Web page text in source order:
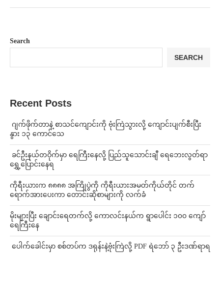
Search
SEARCH
Recent Posts
⁨⁩ ⁨ဂျက်ဖိုက်တာနဲ့ စာသင်ကျောင်းကို ဗုံးကြဲသွားလို့ ကျောင်းပျက်စီးပြီး
နွား ၁၃ ကောင်သေ
⁩ ⁨ခင်ဦးနယ်တဝိုက်မှာ ရေကြီးနေလို့ ပြည်သူသောင်းချီ ရေဘေးလွတ်ရာ
ရွှေ့ပြောင်းနေရ
ကိုရီးယားက ၈၈၈၈ အကြိုပွဲကို ကိုရီးယားအမတ်ကိုယ်တိုင် တက်
ရောက်အားပေးကာ တောင်းဆိုစာများကို လက်ခံ
⁨မိုးများပြီး ချောင်းရေတက်လို့ ကောလင်းနယ်က ရွာပေါင်း ၁၀၀ ကျော်
ရေကြီးနေ
⁩ ⁨ပေါက်ခေါင်းမှာ စစ်တပ်က ဒရုန်းနဲ့ဗုံးကြဲလို့ PDF ရဲဘော် ၃ ဦးဒဏ်ရာရ